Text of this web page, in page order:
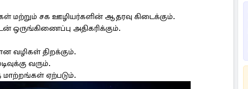
மற்றும் சக ஊழியர்களின் ஆதரவு கிடைக்கும்.
அதிகரிக்கும்.
வழிகள் திறக்கும்.
வரும்.
மாற்றங்கள் ஏற்படும்.